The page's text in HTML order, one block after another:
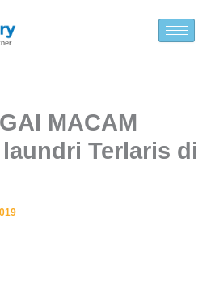
MACAM
Terlaris di